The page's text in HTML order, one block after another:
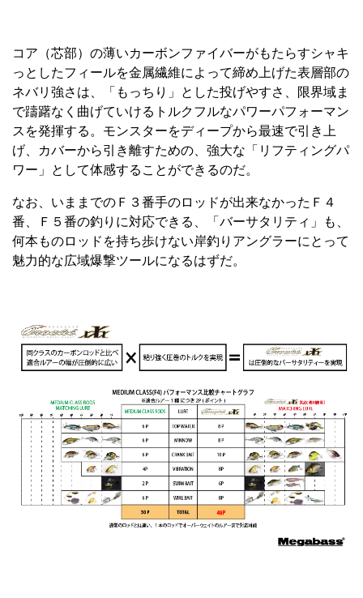
コア（芯部）の薄いカーボンファイバーがもたらすシャキ
っとしたフィールを金属繊維によって締め上げた表層部の
ネバリ強さは、「もっちり」とした投げやすさ、限界域ま
で躊躇なく曲げていけるトルクフルなパワーパフォーマン
スを発揮する。モンスターをディープから最速で引き上
げ、カバーから引き離すための、強大な「リフティングパ
ワー」として体感することができるのだ。
なお、いままでのＦ３番手のロッドが出来なかったＦ４
番、Ｆ５番の釣りに対応できる、「バーサタリティ」も、
何本ものロッドを持ち歩けない岸釣りアングラーにとって
魅力的な広域爆撃ツールになるはずだ。